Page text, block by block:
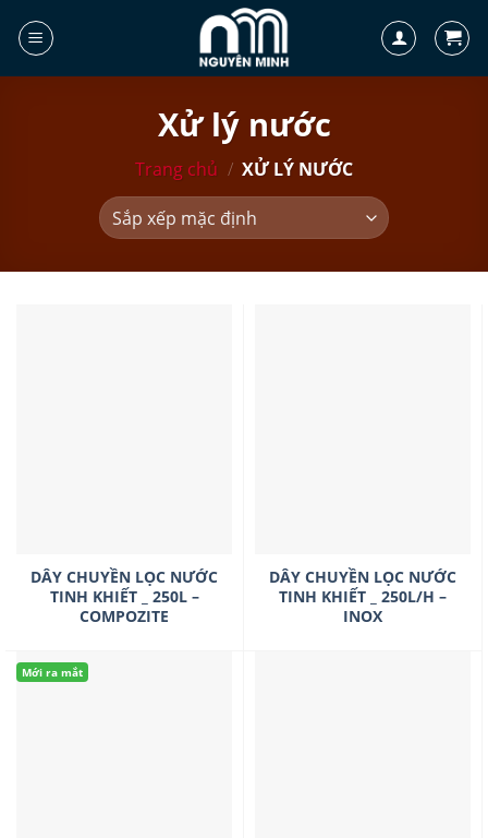
Xử lý nước
Trang chủ / XỬ LÝ NƯỚC
DÂY CHUYỀN LỌC NƯỚC
TINH KHIẾT _ 250L –
COMPOZITE
DÂY CHUYỀN LỌC NƯỚC
TINH KHIẾT _ 250L/H –
INOX
Mới ra mắt